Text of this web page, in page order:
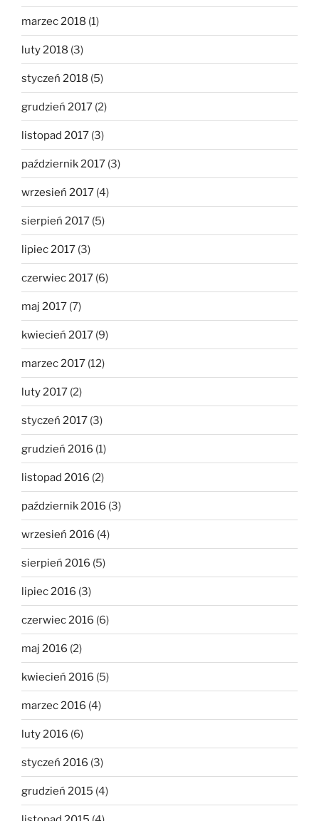
marzec 2018 (1)
luty 2018 (3)
styczeń 2018 (5)
grudzień 2017 (2)
listopad 2017 (3)
październik 2017 (3)
wrzesień 2017 (4)
sierpień 2017 (5)
lipiec 2017 (3)
czerwiec 2017 (6)
maj 2017 (7)
kwiecień 2017 (9)
marzec 2017 (12)
luty 2017 (2)
styczeń 2017 (3)
grudzień 2016 (1)
listopad 2016 (2)
październik 2016 (3)
wrzesień 2016 (4)
sierpień 2016 (5)
lipiec 2016 (3)
czerwiec 2016 (6)
maj 2016 (2)
kwiecień 2016 (5)
marzec 2016 (4)
luty 2016 (6)
styczeń 2016 (3)
grudzień 2015 (4)